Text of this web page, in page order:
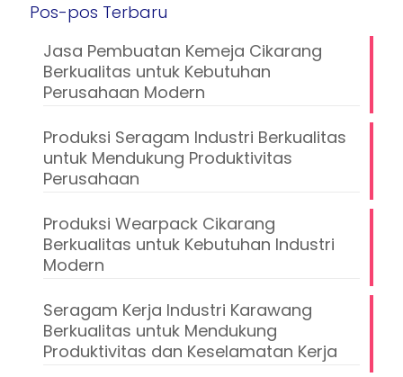
Pos-pos Terbaru
Jasa Pembuatan Kemeja Cikarang
Berkualitas untuk Kebutuhan
Perusahaan Modern
Produksi Seragam Industri Berkualitas
untuk Mendukung Produktivitas
Perusahaan
Produksi Wearpack Cikarang
Berkualitas untuk Kebutuhan Industri
Modern
Seragam Kerja Industri Karawang
Berkualitas untuk Mendukung
Produktivitas dan Keselamatan Kerja